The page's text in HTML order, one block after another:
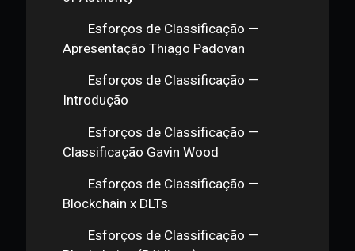
of Wok- PoW
Protocolos de Consenso — Proof
Protocolos de Consenso —
Protocolos de Consenso — Proof
Protocolos de Consenso — Proof
of Authority